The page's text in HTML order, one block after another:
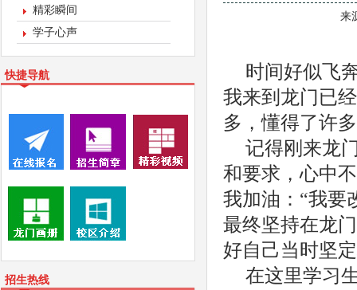
精彩瞬间
学子心声
快捷导航
招生热线
来
时间好似飞
我来到龙门已
多，懂得了许
记得刚来龙
和要求，心中
我加油：“我要
最终坚持在龙
好自己当时坚
在这里学习